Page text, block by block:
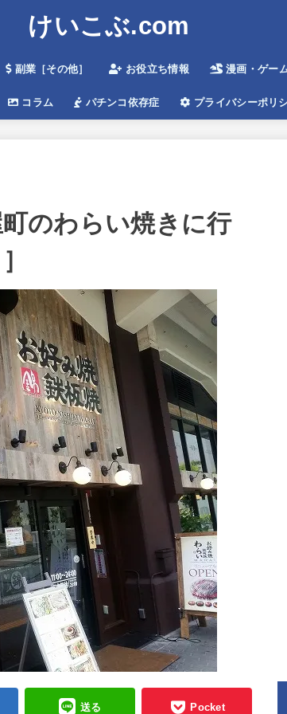
けいこぶ.com
副業［その他］ お役立ち情報 漫画・ゲー
コラム パチンコ依存症 プライバシーポリ
のわらい焼きに行
送る Pocket